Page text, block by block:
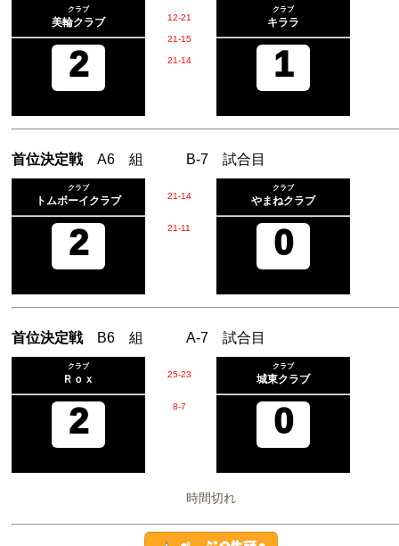
クラブ
美輪クラブ
2
12-21
21-15
21-14
クラブ
キララ
1
首位決定戦A6 組 B-7 試合目
クラブ
トムボーイクラブ
2
21-14
21-11
クラブ
やまねクラブ
0
首位決定戦 B6 組 A-7 試合目
クラブ
Ｒｏｘ
2
25-23
8-7
クラブ
城東クラブ
0
時間切れ